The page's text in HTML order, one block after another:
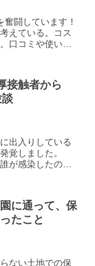
闘しています！
えている。コス
口コミや使い勝
接触者から
談
出入りしている
覚しました。
が感染したのか
に通って、保
たこと
ない土地での保